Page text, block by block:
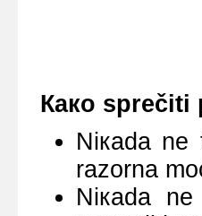
Како sprеčiti
Niкаdа nе
rаzоrnа
Niкаdа